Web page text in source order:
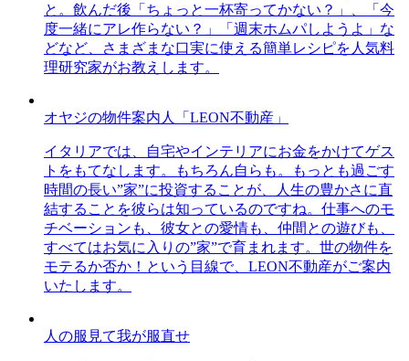
と。飲んだ後「ちょっと一杯寄ってかない？」、「今
度一緒にアレ作らない？」「週末ホムパしようよ」な
どなど、さまざまな口実に使える簡単レシピを人気料
理研究家がお教えします。
オヤジの物件案内人「LEON不動産」
イタリアでは、自宅やインテリアにお金をかけてゲス
トをもてなします。もちろん自らも。もっとも過ごす
時間の長い”家”に投資することが、人生の豊かさに直
結することを彼らは知っているのですね。仕事へのモ
チベーションも、彼女との愛情も、仲間との遊びも、
すべてはお気に入りの”家”で育まれます。世の物件を
モテるか否か！という目線で、LEON不動産がご案内
いたします。
人の服見て我が服直せ